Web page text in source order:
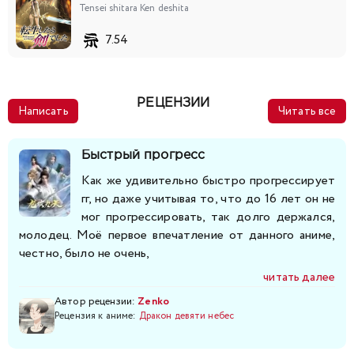
Tensei shitara Ken deshita
7.54
Написать
РЕЦЕНЗИИ
Читать все
Быстрый прогресс
Как же удивительно быстро прогрессирует
гг, но даже учитывая то, что до 16 лет он не
мог прогрессировать, так долго держался,
молодец. Моё первое впечатление от данного аниме,
честно, было не очень,
читать далее
Автор рецензии: Zenko
Рецензия к аниме: Дракон девяти небес